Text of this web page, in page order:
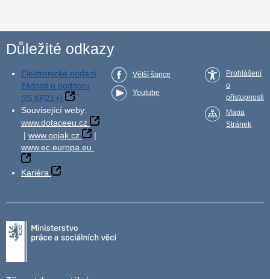
Důležité odkazy
Elektronické podání
žádosti o podporu
(IS KP21+)
Související weby:
www.dotaceeu.cz
| www.opjak.cz
|
www.ec.europa.eu
Kariéra
Větší šance
Youtube
Prohlášení
o
přístupnosti
Mapa
Stránek